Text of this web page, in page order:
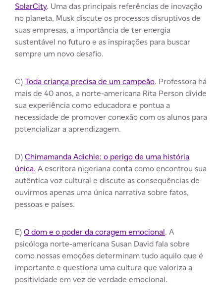
SolarCity. Uma das principais referências de inovação
no planeta, Musk discute os processos disruptivos de
suas empresas, a importância de ter energia
sustentável no futuro e as inspirações para buscar
sempre um novo desafio.
C)Toda criança precisa de um campeão. Professora há
mais de 40 anos, a norte-americana Rita Person divide
sua experiência como educadora e pontua a
necessidade de promover conexão com os alunos para
potencializar a aprendizagem.
D)Chimamanda Adichie: o perigo de uma história
única. A escritora nigeriana conta como encontrou sua
autêntica voz cultural e discute as consequências de
ouvirmos apenas uma única narrativa sobre fatos,
pessoas e países.
E)O dom e o poder da coragem emocional. A
psicóloga norte-americana Susan David fala sobre
como nossas emoções determinam tudo aquilo que é
importante e questiona uma cultura que valoriza a
positividade em vez de verdade emocional.